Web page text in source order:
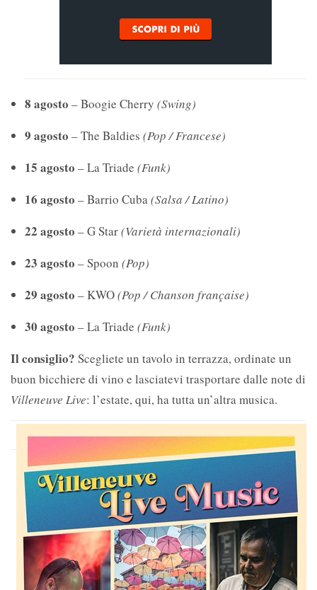
8 agosto – Boogie Cherry (Swing)
9 agosto – The Baldies (Pop / Francese)
15 agosto – La Triade (Funk)
16 agosto – Barrio Cuba (Salsa / Latino)
22 agosto – G Star(Varietà internazionali)
23 agosto – Spoon (Pop)
29 agosto – KWO(Pop / Chanson française)
30 agosto – La Triade (Funk)
Il consiglio? Scegliete un tavolo in terrazza, ordinate un
buon bicchiere di vino e lasciatevi trasportare dalle note di
Villeneuve Live: l’estate, qui, ha tutta un’altra musica.